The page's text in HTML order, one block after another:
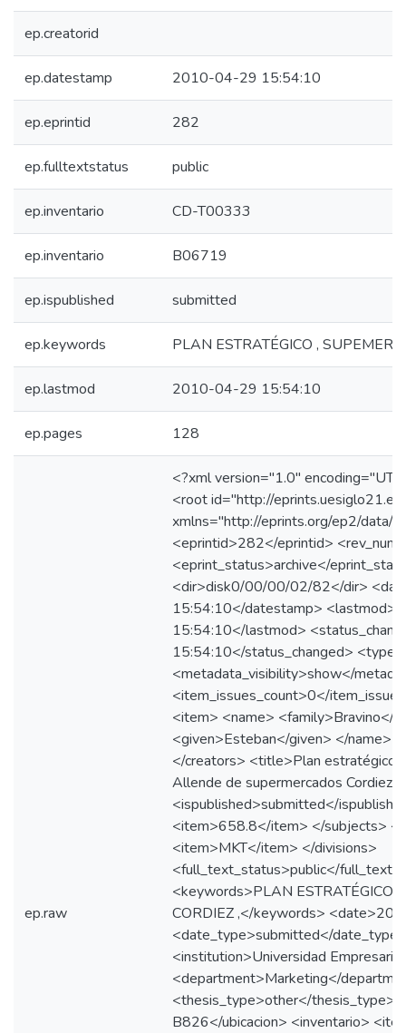
ep.creatorid
ep.datestamp 2010-04-29 15:54:10
ep.eprintid 282
ep.fulltextstatus public
ep.inventario CD-T00333
ep.inventario B06719
ep.ispublished submitted
ep.keywords PLAN ESTRATÉGICO ,
ep.lastmod 2010-04-29 15:54:10
ep.pages 128
ep.raw
<?xml version="1.0"
<root id="http://
xmlns="http://eprints.org/ep2/data/
<eprintid>282</eprintid>
<eprint_status>archive</
<dir>disk0/00/00/02/82</dir>
15:54:10</datestamp>
15:54:10</lastmod>
15:54:10</status_changed>
<metadata_visibility>show</
<item_issues_count>0</
<item> <name> <family>Bravino</
<given>Esteban</given> </name>
</creators> <title>Plan estratégico
Allende de supermercados
<ispublished>submitted</
<item>658.8</item> </subjects>
<item>MKT</item> </divisions>
<full_text_status>public</
<keywords>PLAN ESTRATÉGICO ,
CORDIEZ ,</keywords>
<date_type>submitted</
<institution>Universidad
<department>Marketing</
<thesis_type>other</thesis_type>
B826</ubicacion> <inventario>